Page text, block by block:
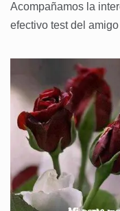
Acompañamos la
efectivo test del